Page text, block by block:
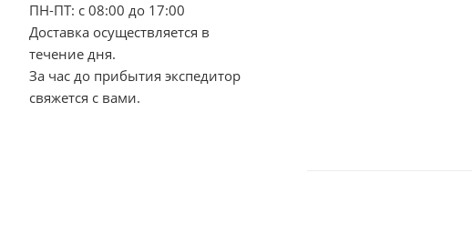
ПН-ПТ: с 08:00 до 17:00
Доставка осуществляется в
течение дня.
За час до прибытия экспедитор
свяжется с вами.